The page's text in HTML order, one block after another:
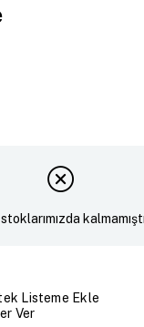
Listeme Ekle
Ver